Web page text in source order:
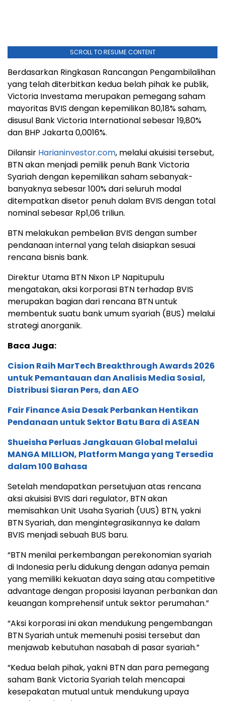
SCROLL TO RESUME CONTENT
Berdasarkan Ringkasan Rancangan Pengambilalihan
yang telah diterbitkan kedua belah pihak ke publik,
Victoria Investama merupakan pemegang saham
mayoritas BVIS dengan kepemilikan 80,18% saham,
disusul Bank Victoria International sebesar 19,80%
dan BHP Jakarta 0,0016%.
Dilansir Harianinvestor.com, melalui akuisisi tersebut,
BTN akan menjadi pemilik penuh Bank Victoria
Syariah dengan kepemilikan saham sebanyak-
banyaknya sebesar 100% dari seluruh modal
ditempatkan disetor penuh dalam BVIS dengan total
nominal sebesar Rp1,06 triliun.
BTN melakukan pembelian BVIS dengan sumber
pendanaan internal yang telah disiapkan sesuai
rencana bisnis bank.
Direktur Utama BTN Nixon LP Napitupulu
mengatakan, aksi korporasi BTN terhadap BVIS
merupakan bagian dari rencana BTN untuk
membentuk suatu bank umum syariah (BUS) melalui
strategi anorganik.
Baca Juga:
Cision Raih MarTech Breakthrough Awards 2026
untuk Pemantauan dan Analisis Media Sosial,
Distribusi Siaran Pers, dan AEO
Fair Finance Asia Desak Perbankan Hentikan
Pendanaan untuk Sektor Batu Bara di ASEAN
Shueisha Perluas Jangkauan Global melalui
MANGA MILLION, Platform Manga yang Tersedia
dalam 100 Bahasa
Setelah mendapatkan persetujuan atas rencana
aksi akuisisi BVIS dari regulator, BTN akan
memisahkan Unit Usaha Syariah (UUS) BTN, yakni
BTN Syariah, dan mengintegrasikannya ke dalam
BVIS menjadi sebuah BUS baru.
“BTN menilai perkembangan perekonomian syariah
di Indonesia perlu didukung dengan adanya pemain
yang memiliki kekuatan daya saing atau competitive
advantage dengan proposisi layanan perbankan dan
keuangan komprehensif untuk sektor perumahan.”
“Aksi korporasi ini akan mendukung pengembangan
BTN Syariah untuk memenuhi posisi tersebut dan
menjawab kebutuhan nasabah di pasar syariah.”
“Kedua belah pihak, yakni BTN dan para pemegang
saham Bank Victoria Syariah telah mencapai
kesepakatan mutual untuk mendukung upaya